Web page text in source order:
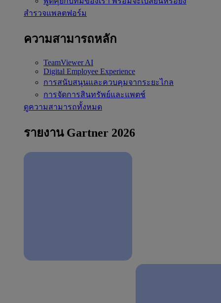
สำรวจแพลตฟอร์ม
ความสามารถหลัก
TeamViewer AI
Digital Employee Experience
การสนับสนุนและควบคุมจากระยะไกล
การจัดการสินทรัพย์และแพตช์
ดูความสามารถทั้งหมด
รายงาน Gartner 2026